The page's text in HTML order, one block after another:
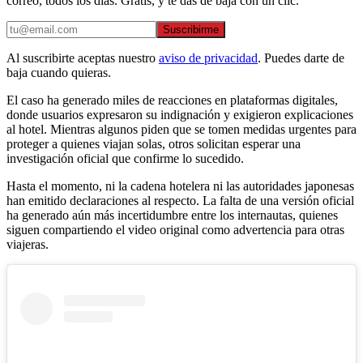
Suscribirme
Al suscribirte aceptas nuestro aviso de privacidad. Puedes darte de
baja cuando quieras.
El caso ha generado miles de reacciones en plataformas digitales,
donde usuarios expresaron su indignación y exigieron explicaciones
al hotel. Mientras algunos piden que se tomen medidas urgentes para
proteger a quienes viajan solas, otros solicitan esperar una
investigación oficial que confirme lo sucedido.
Hasta el momento, ni la cadena hotelera ni las autoridades japonesas
han emitido declaraciones al respecto. La falta de una versión oficial
ha generado aún más incertidumbre entre los internautas, quienes
siguen compartiendo el video original como advertencia para otras
viajeras.